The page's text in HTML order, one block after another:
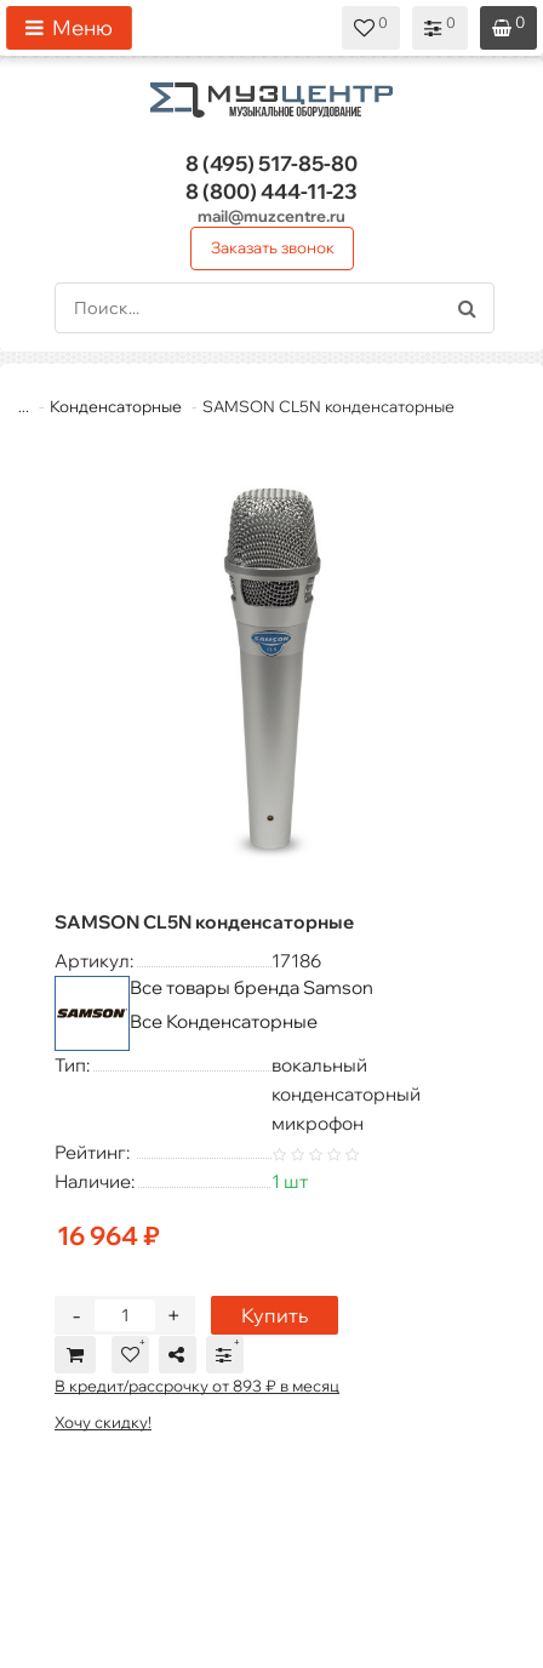
0
0
0
Меню
8 (495)517-85-80
8 (800)444-11-23
mail@muzcentre.ru
Заказать звонок
... Конденсаторные SAMSON CL5N конденсаторные
SAMSON CL5N конденсаторные
Артикул:
17186
Все товары бренда Samson
Все Конденсаторные
Тип:
вокальный
конденсаторный
микрофон
Рейтинг:
Наличие:
1 шт
16 964 ₽
+
- Купить
В кредит/рассрочку от 893 ₽ в месяц
Хочу скидку!